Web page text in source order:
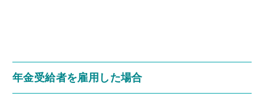
年金受給者を雇用した場合